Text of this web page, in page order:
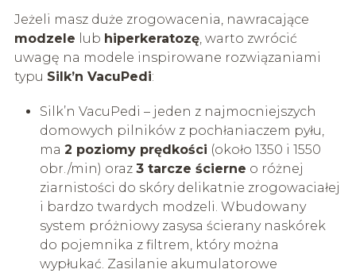
Jeżeli masz duże zrogowacenia, nawracające
modzele lub hiperkeratozę, warto zwrócić
uwagę na modele inspirowane rozwiązaniami
typu Silk’n VacuPedi:
Silk’n VacuPedi – jeden z najmocniejszych
domowych pilników z pochłaniaczem pyłu,
ma 2 poziomy prędkości (około 1350 i 1550
obr./min) oraz 3 tarcze ścierne o różnej
ziarnistości do skóry delikatnie zrogowaciałej
i bardzo twardych modzeli. Wbudowany
system próżniowy zasysa ścierany naskórek
do pojemnika z filtrem, który można
wypłukać. Zasilanie akumulatorowe